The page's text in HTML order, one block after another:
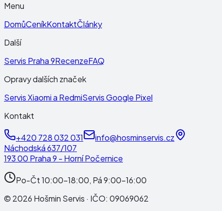
Menu
DomůCeníkKontaktČlánky
Další
Servis Praha 9RecenzeFAQ
Opravy dalších značek
Servis Xiaomi a RedmiServis Google Pixel
Kontakt
+420 728 032 031
info@hosminservis.cz
Náchodská 637/107
193 00 Praha 9 - Horní Počernice
Po-Čt 10:00-18:00, Pá 9:00-16:00
© 2026 Hošmin Servis · IČO: 09069062